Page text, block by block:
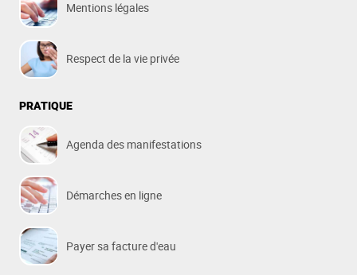
Mentions légales
Respect de la vie privée
PRATIQUE
Agenda des manifestations
Démarches en ligne
Payer sa facture d'eau